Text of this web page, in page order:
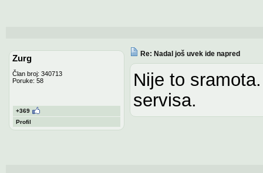
Zurg
Član broj: 340713
Poruke: 58
+369
Profil
Re: Nadal još uvek ide napred
Nije to
servisa.